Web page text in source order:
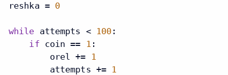
reshka = 0
while attempts < 100 :
if coin == 1 :
orel +=
1
attempts += 1